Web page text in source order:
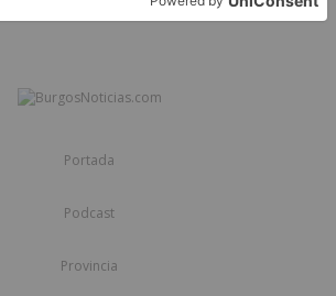
Portada
Podcast
Provincia